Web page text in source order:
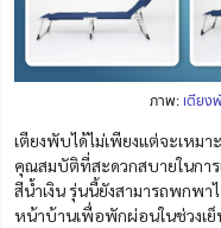
ภาพ: เตียง
เตียงพับได้ไม่เพียงแต่จะเหม
คุณสมบัติที่สะดวกสบายในกา
สีน้ำเงิน รุ่นนี้ยังสามารถพกพ
หน้าบ้านเพื่อพักผ่อนในช่วงเย็